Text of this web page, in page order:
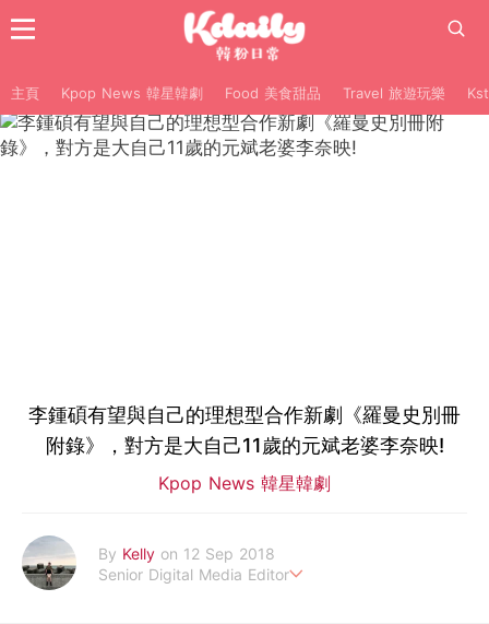
主頁 Kpop News 韓星韓劇 Food 美食甜品 Travel 旅遊玩樂
李鍾碩有望與自己的理想型合作新劇《羅曼史別冊
附錄》，對方是大自己11歲的元斌老婆李奈映!
Kpop News 韓星韓劇
By Kelly on 12 Sep 2018
Senior Digital Media Editor